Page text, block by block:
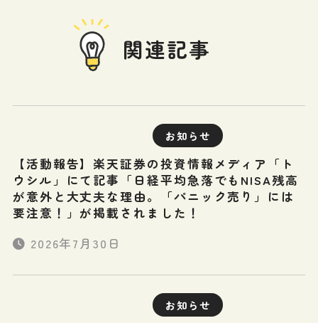
関連記事
お知らせ
【活動報告】楽天証券の投資情報メディア「ト
ウシル」にて記事「日経平均急落でもNISA残高
が意外と大丈夫な理由。「パニック売り」には
要注意！」が掲載されました！
2026年7月30日
お知らせ